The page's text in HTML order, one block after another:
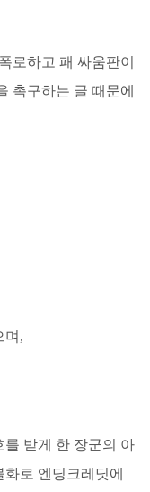
로하고 패 싸움판이
촉구하는 글 때문에
며,
받게 한 장군의 아
로 엔딩크레딧에